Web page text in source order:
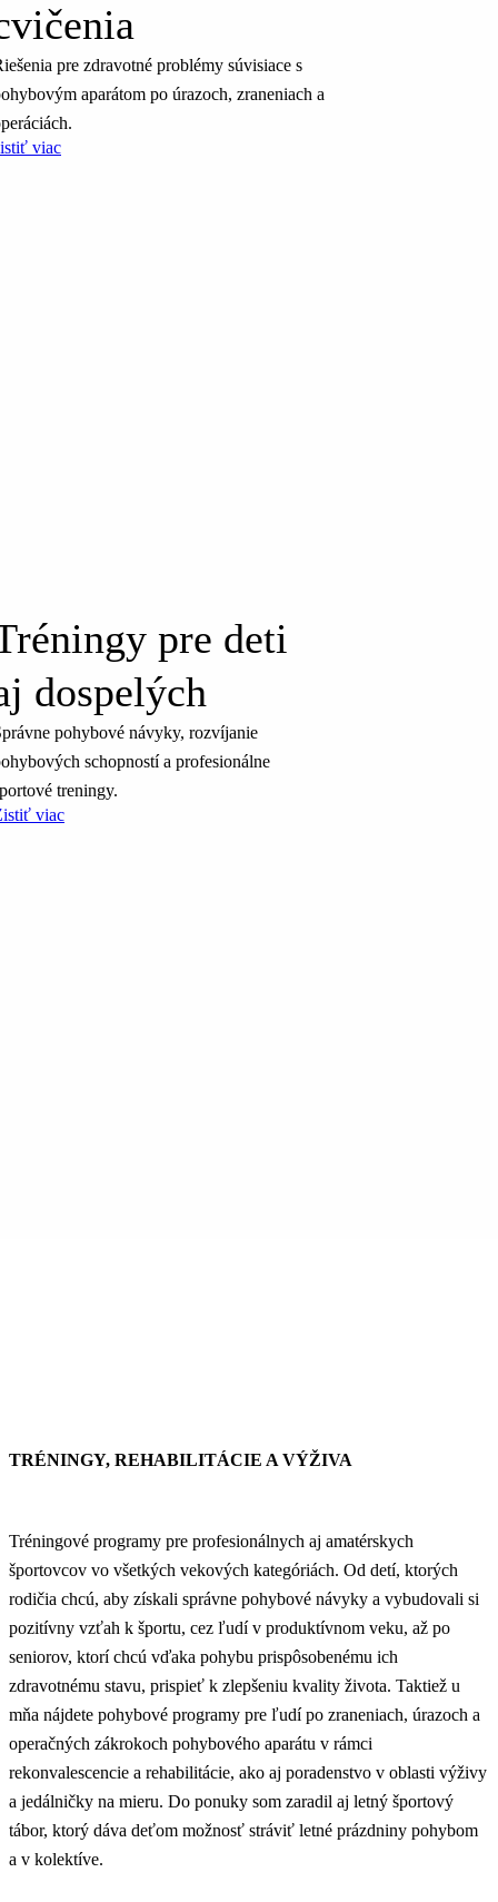
pre zdravotné problémy súvisiace s
aparátom po úrazoch, zraneniach a
viac
pre deti
dospelých
pohybové návyky, rozvíjanie
schopností a profesionálne
treningy.
viac
TRÉNINGY, REHABILITÁCIE A VÝŽIVA
Tréningové programy pre profesionálnych aj amatérskych
športovcov vo všetkých vekových kategóriách. Od detí, ktorých
rodičia chcú, aby získali správne pohybové návyky a vybudovali si
pozitívny vzťah k športu, cez ľudí v produktívnom veku, až po
seniorov, ktorí chcú vďaka pohybu prispôsobenému ich
zdravotnému stavu, prispieť k zlepšeniu kvality života. Taktiež u
mňa nájdete pohybové programy pre ľudí po zraneniach, úrazoch a
operačných zákrokoch pohybového aparátu v rámci
rekonvalescencie a rehabilitácie, ako aj poradenstvo v oblasti výživy
a jedálničky na mieru. Do ponuky som zaradil aj letný športový
tábor, ktorý dáva deťom možnosť stráviť letné prázdniny pohybom
a v kolektíve.